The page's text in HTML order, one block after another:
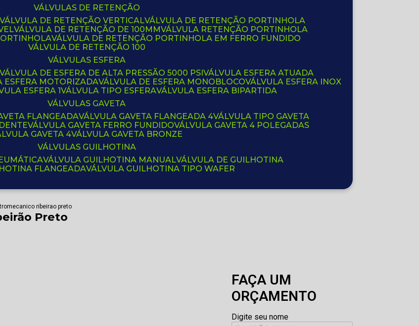
VÁLVULAS DE RETENÇÃO
VÁLVULA DE RETENÇÃO VERTICAL VÁLVULA DE RETENÇÃO PORTINHOLA
VÁLVULA DE RETENÇÃO DE 100MM
VÁLVULA RETENÇÃO PORTINHOLA
VÁLVULA DE RETENÇÃO PORTINHOLA EM FERRO FUNDIDO
VÁLVULA DE RETENÇÃO 100
VÁLVULAS ESFERA
VÁLVULA DE ESFERA DE ALTA PRESSÃO 5000 PSI VÁLVULA ESFERA ATUADA
ESFERA MOTORIZADA VÁLVULA DE ESFERA MONOBLOCO VÁLVULA ESFERA INOX
ESFERA 1 VÁLVULA TIPO ESFERA VÁLVULA ESFERA BIPARTIDA
VÁLVULAS GAVETA
FLANGEADA VÁLVULA GAVETA FLANGEADA 4 VÁLVULA TIPO GAVETA
VÁLVULA GAVETA FERRO FUNDIDO VÁLVULA GAVETA 4 POLEGADAS
GAVETA 4 VÁLVULA GAVETA BRONZE
VÁLVULAS GUILHOTINA
VÁLVULA GUILHOTINA MANUAL VÁLVULA DE GUILHOTINA
FLANGEADA VÁLVULA GUILHOTINA TIPO WAFER
ribeirao preto
Preto
FAÇA UM
ORÇAMENTO
Digite seu nome